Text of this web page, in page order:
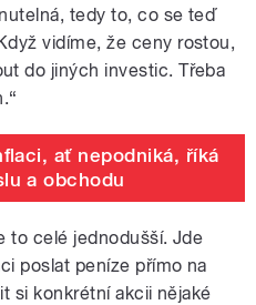
tedy to, co se teď
vidíme, že ceny rostou,
do jiných investic. Třeba
ať nepodniká, říká
a obchodu
to celé jednodušší. Jde
poslat peníze přímo na
si konkrétní akcii nějaké